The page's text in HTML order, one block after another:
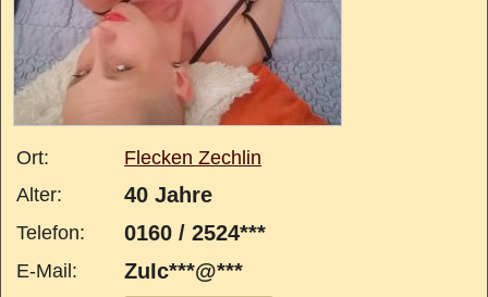
Ort:
Flecken Zechlin
Alter:
40 Jahre
Telefon: 0160 / 2524***
E-Mail: ZuIc***@***